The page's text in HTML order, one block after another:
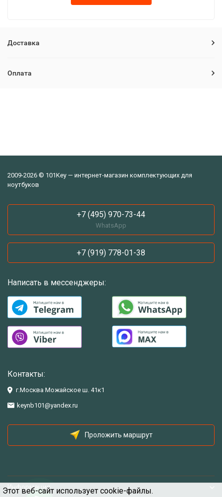
Этот веб-сайт использует cookie-файлы.
Доставка
Оплата
2009-2026 © 101Key — интернет-магазин комплектующих для
ноутбуков
+7 (495) 970-73-44
WhatsApp
+7 (919) 778-01-38
Написать в мессенджеры:
Контакты:
г.Москва Можайское ш. 41к1
keynb101@yandex.ru
Проложить маршрут
Информация